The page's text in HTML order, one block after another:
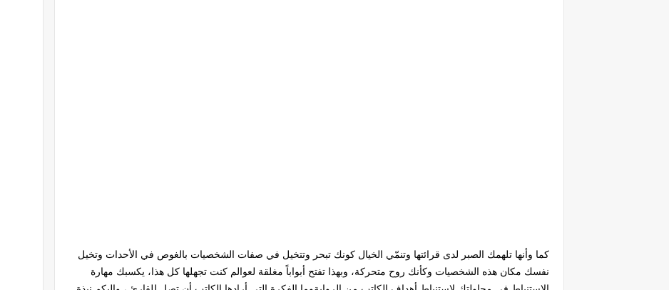
كما وأنها تلهمك الصبر لدى قرائتها وتنمّي الخيال كونك تبحر وتتخيل في صفات الشخصيات بالغوص في الأحدات وتخيل
نفسك مكان هذه الشخصيات وكأنك روح متحركة، وبهذا تفتح أبواباً مغلقة لعوالم كنت تجهلها كل هذا، يكسبك مهارة